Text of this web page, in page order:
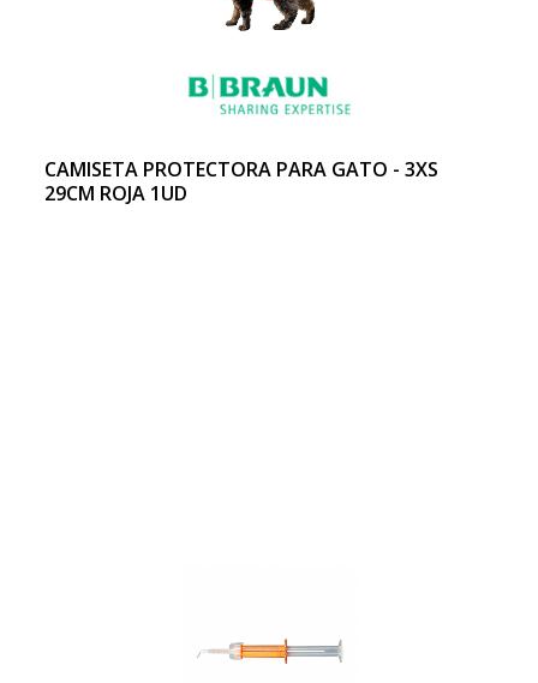
CAMISETA PROTECTORA PARA GATO - 3XS
29CM ROJA 1UD